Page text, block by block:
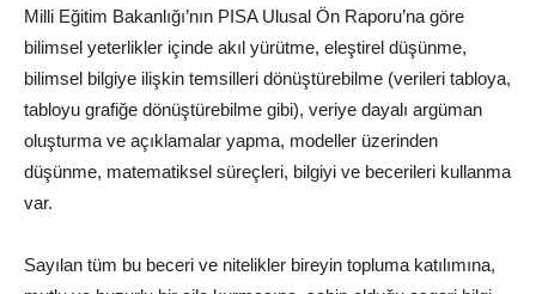
Milli Eğitim Bakanlığı’nın PISA Ulusal Ön Raporu’na göre
bilimsel yeterlikler içinde akıl yürütme, eleştirel düşünme,
bilimsel bilgiye ilişkin temsilleri dönüştürebilme (verileri tabloya,
tabloyu grafiğe dönüştürebilme gibi), veriye dayalı argüman
oluşturma ve açıklamalar yapma, modeller üzerinden
düşünme, matematiksel süreçleri, bilgiyi ve becerileri kullanma
var.
Sayılan tüm bu beceri ve nitelikler bireyin topluma katılımına,